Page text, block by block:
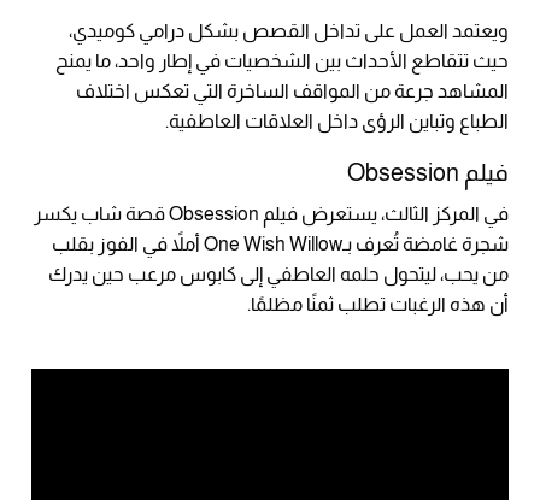
ويعتمد العمل على تداخل القصص بشكل درامي كوميدي،
حيث تتقاطع الأحداث بين الشخصيات في إطار واحد، ما يمنح
المشاهد جرعة من المواقف الساخرة التي تعكس اختلاف
الطباع وتباين الرؤى داخل العلاقات العاطفية.
فيلم Obsession
في المركز الثالث، يستعرض فيلم Obsession قصة شاب يكسر
شجرة غامضة تُعرف بـOne Wish Willow أملاً في الفوز بقلب
من يحب، ليتحول حلمه العاطفي إلى كابوس مرعب حين يدرك
أن هذه الرغبات تطلب ثمنًا مظلمًا.